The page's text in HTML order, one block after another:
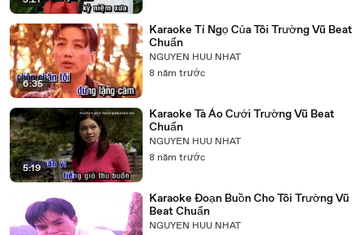
6:35
Karaoke Tí Ngọ Của Tôi Trường Vũ Beat
Chuẩn
NGUYEN HUU NHAT
8 năm trước
5:19
Karaoke Tà Áo Cưới Trường Vũ Beat
Chuẩn
NGUYEN HUU NHAT
8 năm trước
Karaoke Đoạn Buồn Cho Tôi Trường Vũ
Beat Chuẩn
NGUYEN HUU NHAT